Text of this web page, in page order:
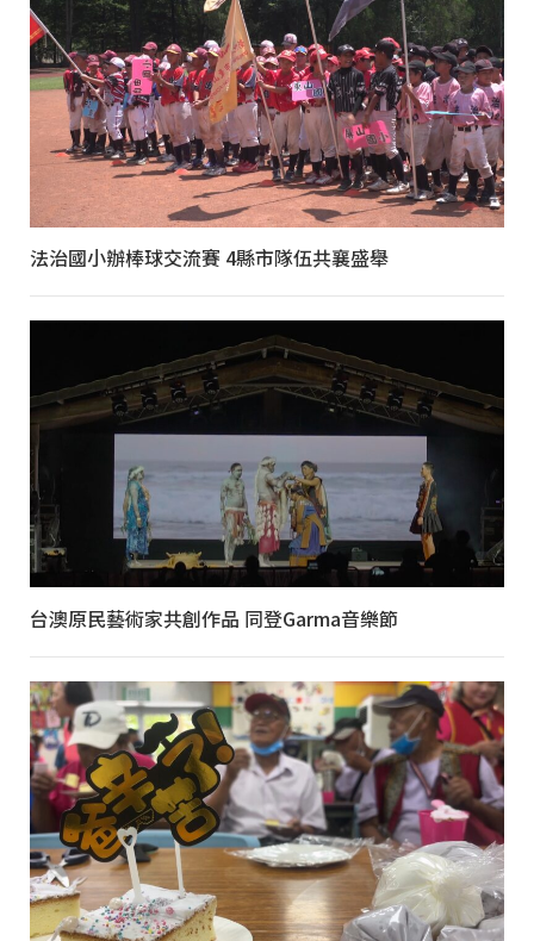
法治國小辦棒球交流賽 4縣市隊伍共襄盛舉
台澳原民藝術家共創作品 同登Garma音樂節